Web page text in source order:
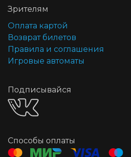
Зрителям
Оплата картой
Возврат билетов
Правила и соглашения
Игровые автоматы
Подписывайся
Способы оплаты